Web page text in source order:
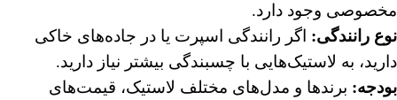
مخصوصی وجود دارد.
نوع رانندگی: اگر رانندگی اسپرت یا در جاده‌های خاکی
دارید، به لاستیک‌هایی با چسبندگی بیشتر نیاز دارید.
بودجه: برندها و مدل‌های مختلف لاستیک، قیمت‌های